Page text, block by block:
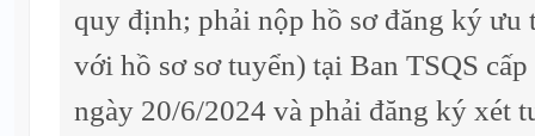
quy định; phải nộp hồ sơ đăng ký ưu
với hồ sơ sơ tuyển) tại Ban TSQS
ngày 20/6/2024 và phải đăng ký xét